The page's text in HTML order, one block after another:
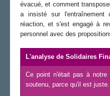
évacué, et comment
a insisté sur l'entraînement
réaction, et s'est engagé à
personnel avec des
L'analyse de Solidaires
Ce point n'était pas à
soutenu, parce qu'il est juste.